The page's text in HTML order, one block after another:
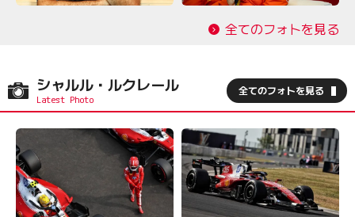
全てのフォトを見る
シャルル・ルクレール 全てのフォトを見る